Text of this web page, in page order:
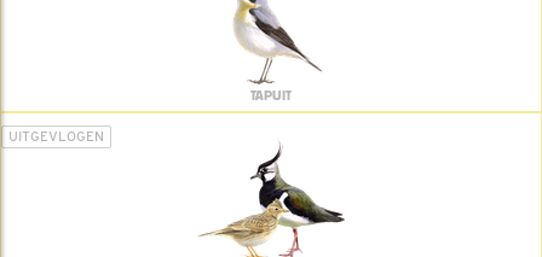
TAPUIT
UITGEVLOGEN